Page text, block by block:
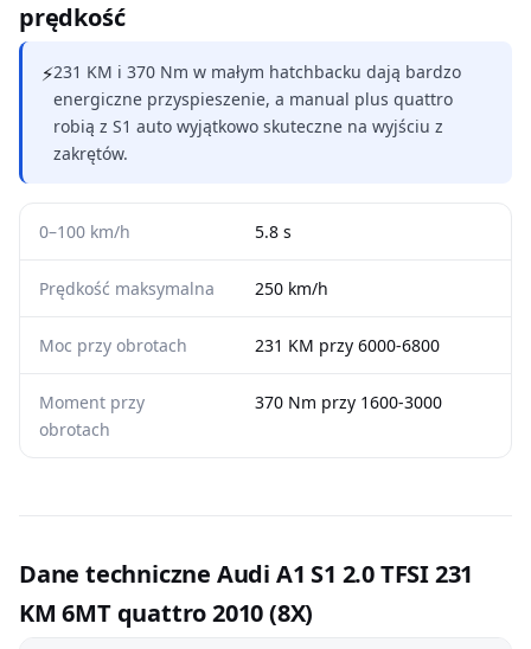
prędkość
⚡231 KM i 370 Nm w małym hatchbacku dają bardzo
energiczne przyspieszenie, a manual plus quattro
robią z S1 auto wyjątkowo skuteczne na wyjściu z
zakrętów.
0–100 km/h 5.8 s
Prędkość maksymalna 250 km/h
Moc przy obrotach 231 KM przy 6000-6800
Moment przy
obrotach
370 Nm przy 1600-3000
Dane techniczne Audi A1 S1 2.0 TFSI 231
KM 6MT quattro 2010 (8X)